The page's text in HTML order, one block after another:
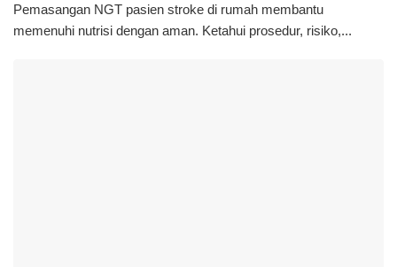
Pemasangan NGT pasien stroke di rumah membantu
memenuhi nutrisi dengan aman. Ketahui prosedur, risiko,...